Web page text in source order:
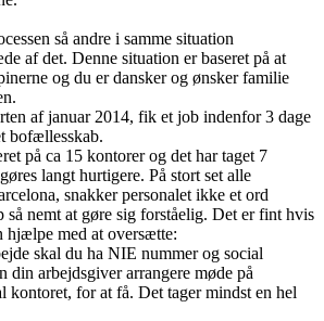
så andre i samme situation
af det. Denne situation er baseret på at
og du er dansker og ønsker familie
af januar 2014, fik et job indenfor 3 dage
bofællesskab.
på ca 15 kontorer og det har taget 7
langt hurtigere. På stort set alle
snakker personalet ikke et ord
så nemt at gøre sig forståelig. Det er fint hvis
hjælpe med at oversætte:
skal du ha NIE nummer og social
din arbejdsgiver arrangere møde på
kontoret, for at få. Det tager mindst en hel